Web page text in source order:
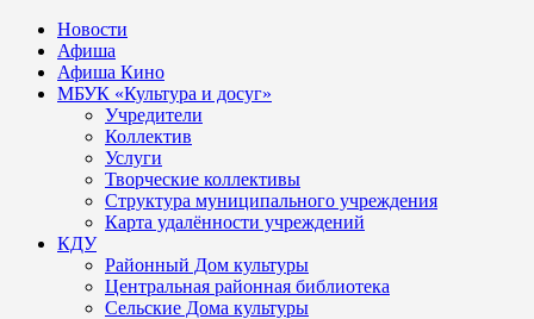
Новости
Афиша
Афиша Кино
МБУК «Культура и досуг»
Учредители
Коллектив
Услуги
Творческие коллективы
Структура муниципального учреждения
Карта удалённости учреждений
КДУ
Районный Дом культуры
Центральная районная библиотека
Сельские Дома культуры